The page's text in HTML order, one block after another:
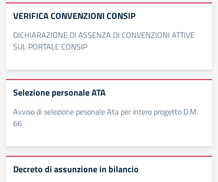
VERIFICA CONVENZIONI CONSIP
DICHIARAZIONE DI ASSENZA DI CONVENZIONI ATTIVE
SUL PORTALE CONSIP
Selezione personale ATA
Avviso di selezione pesonale Ata per intero progetto D.M.
66
Decreto di assunzione in bilancio